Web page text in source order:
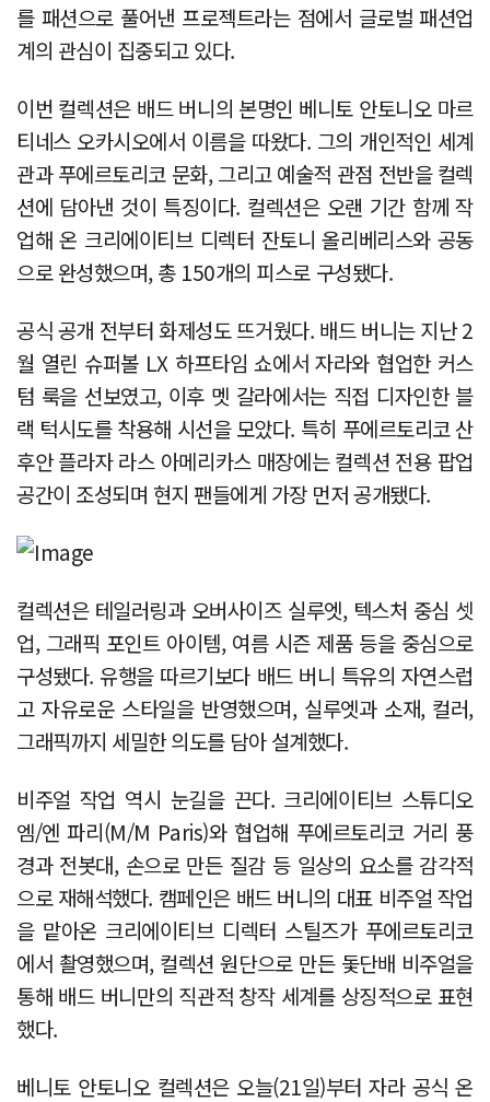
를 패션으로 풀어낸 프로젝트라는 점에서 글로벌 패션업
계의 관심이 집중되고 있다.
이번 컬렉션은 배드 버니의 본명인 베니토 안토니오 마르
티네스 오카시오에서 이름을 따왔다. 그의 개인적인 세계
관과 푸에르토리코 문화, 그리고 예술적 관점 전반을 컬렉
션에 담아낸 것이 특징이다. 컬렉션은 오랜 기간 함께 작
업해 온 크리에이티브 디렉터 잔토니 올리베리스와 공동
으로 완성했으며, 총 150개의 피스로 구성됐다.
공식 공개 전부터 화제성도 뜨거웠다. 배드 버니는 지난 2
월 열린 슈퍼볼 LX 하프타임 쇼에서 자라와 협업한 커스
텀 룩을 선보였고, 이후 멧 갈라에서는 직접 디자인한 블
랙 턱시도를 착용해 시선을 모았다. 특히 푸에르토리코 산
후안 플라자 라스 아메리카스 매장에는 컬렉션 전용 팝업
공간이 조성되며 현지 팬들에게 가장 먼저 공개됐다.
컬렉션은 테일러링과 오버사이즈 실루엣, 텍스처 중심 셋
업, 그래픽 포인트 아이템, 여름 시즌 제품 등을 중심으로
구성됐다. 유행을 따르기보다 배드 버니 특유의 자연스럽
고 자유로운 스타일을 반영했으며, 실루엣과 소재, 컬러,
그래픽까지 세밀한 의도를 담아 설계했다.
비주얼 작업 역시 눈길을 끈다. 크리에이티브 스튜디오
엠/엔 파리(M/M Paris)와 협업해 푸에르토리코 거리 풍
경과 전봇대, 손으로 만든 질감 등 일상의 요소를 감각적
으로 재해석했다. 캠페인은 배드 버니의 대표 비주얼 작업
을 맡아온 크리에이티브 디렉터 스틸즈가 푸에르토리코
에서 촬영했으며, 컬렉션 원단으로 만든 돛단배 비주얼을
통해 배드 버니만의 직관적 창작 세계를 상징적으로 표현
했다.
베니토 안토니오 컬렉션은 오늘(21일)부터 자라 공식 온